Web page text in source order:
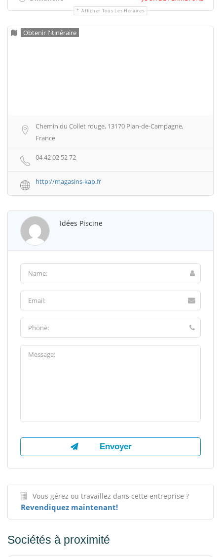
Afficher Tous Les Horaires
Obtenir l'itinéraire
Chemin du Collet rouge, 13170 Plan-de-Campagne,
France
04 42 02 52 72
http://magasins-kap.fr
Idées Piscine
Vous gérez ou travaillez dans cette entreprise ?
Revendiquez maintenant!
Sociétés à proximité